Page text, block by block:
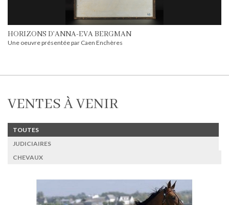
HORIZONS D’ANNA-EVA BERGMAN
Une oeuvre présentée par Caen Enchères
VENTES À VENIR
TOUTES
JUDICIAIRES
CHEVAUX